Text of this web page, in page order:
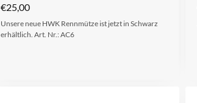
€25,00
Unsere neue HWK Rennmütze ist jetzt in Schwarz
erhältlich. Art. Nr.: AC6